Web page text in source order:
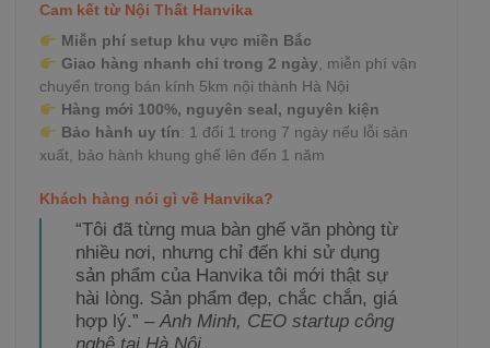
Cam kết từ Nội Thất Hanvika
Miễn phí setup khu vực miền Bắc
Giao hàng nhanh chỉ trong 2 ngày, miễn phí vận
chuyển trong bán kính 5km nội thành Hà Nội
Hàng mới 100%, nguyên seal, nguyên kiện
Bảo hành uy tín: 1 đổi 1 trong 7 ngày nếu lỗi sản
xuất, bảo hành khung ghế lên đến 1 năm
Khách hàng nói gì về Hanvika?
“Tôi đã từng mua bàn ghế văn phòng từ
nhiều nơi, nhưng chỉ đến khi sử dụng
sản phẩm của Hanvika tôi mới thật sự
hài lòng. Sản phẩm đẹp, chắc chắn, giá
hợp lý.” –Anh Minh, CEO startup công
nghệ tại Hà Nội.